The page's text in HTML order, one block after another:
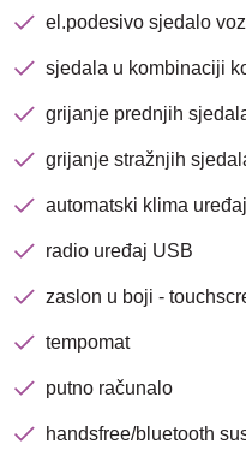
el.podesivo sjedalo
sjedala u kombinaciji
grijanje prednjih
grijanje stražnjih
automatski klima uređaj
radio uređaj USB
zaslon u boji -
tempomat
putno računalo
handsfree/bluetooth
Nova
Brza pretraga